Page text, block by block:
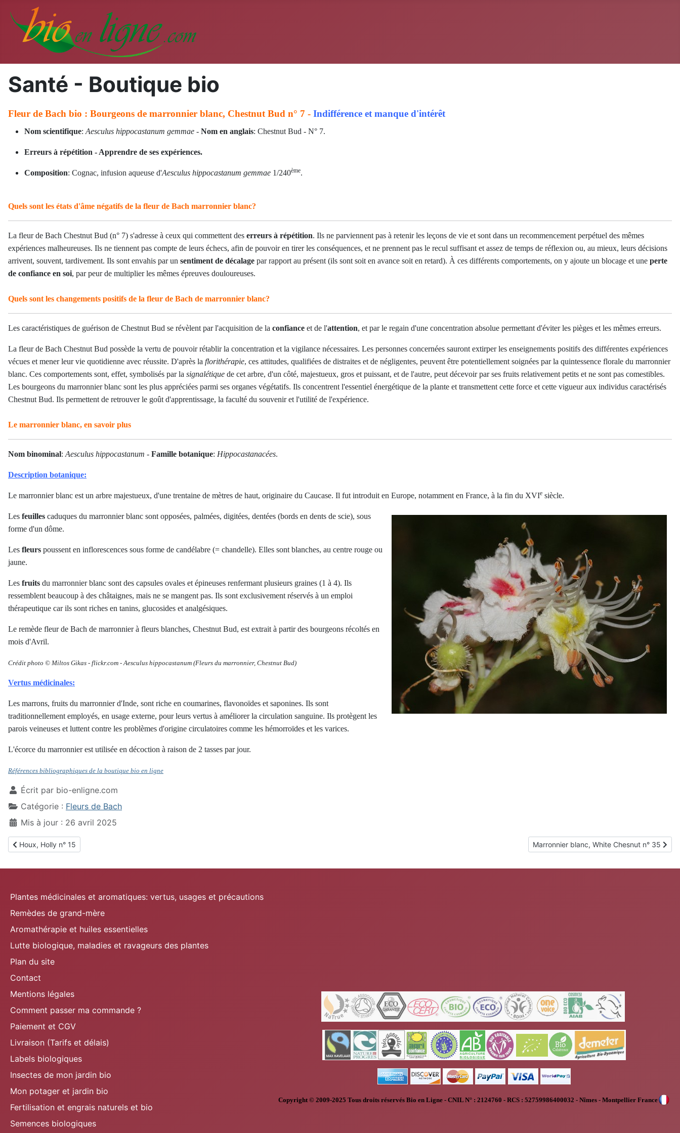
Santé - Boutique bio
Fleur de Bach bio : Bourgeons de marronnier blanc, Chestnut Bud n° 7 - Indifférence et manque d'intérêt
Nom scientifique: Aesculus hippocastanum gemmae - Nom en anglais: Chestnut Bud - N° 7.
Erreurs à répétition - Apprendre de ses expériences.
Composition: Cognac, infusion aqueuse d'Aesculus hippocastanum gemmae 1/240ème.
Quels sont les états d'âme négatifs de la fleur de Bach marronnier blanc?
La fleur de Bach Chestnut Bud (n° 7) s'adresse à ceux qui commettent des erreurs à répétition. Ils ne parviennent pas à retenir les leçons de vie et sont dans un recommencement perpétuel des mêmes
expériences malheureuses. Ils ne tiennent pas compte de leurs échecs, afin de pouvoir en tirer les conséquences, et ne prennent pas le recul suffisant et assez de temps de réflexion ou, au mieux, leurs décisions
arrivent, souvent, tardivement. Ils sont envahis par un sentiment de décalage par rapport au présent (ils sont soit en avance soit en retard). À ces différents comportements, on y ajoute un blocage et une perte
de confiance en soi, par peur de multiplier les mêmes épreuves douloureuses.
Quels sont les changements positifs de la fleur de Bach de marronnier blanc?
Les caractéristiques de guérison de Chestnut Bud se révèlent par l'acquisition de la confiance et de l'attention, et par le regain d'une concentration absolue permettant d'éviter les pièges et les mêmes erreurs.
La fleur de Bach Chestnut Bud possède la vertu de pouvoir rétablir la concentration et la vigilance nécessaires. Les personnes concernées sauront extirper les enseignements positifs des différentes expériences
vécues et mener leur vie quotidienne avec réussite. D'après la florithérapie, ces attitudes, qualifiées de distraites et de négligentes, peuvent être potentiellement soignées par la quintessence florale du marronnier
blanc. Ces comportements sont, effet, symbolisés par la signalétique de cet arbre, d'un côté, majestueux, gros et puissant, et de l'autre, peut décevoir par ses fruits relativement petits et ne sont pas comestibles.
Les bourgeons du marronnier blanc sont les plus appréciées parmi ses organes végétatifs. Ils concentrent l'essentiel énergétique de la plante et transmettent cette force et cette vigueur aux individus caractérisés
Chestnut Bud. Ils permettent de retrouver le goût d'apprentissage, la faculté du souvenir et l'utilité de l'expérience.
Le marronnier blanc, en savoir plus
Nom binominal: Aesculus hippocastanum - Famille botanique: Hippocastanacées.
Description botanique:
Le marronnier blanc est un arbre majestueux, d'une trentaine de mètres de haut, originaire du Caucase. Il fut introduit en Europe, notamment en France, à la fin du XVIe siècle.
Les feuilles caduques du marronnier blanc sont opposées, palmées, digitées, dentées (bords en dents de scie), sous
forme d'un dôme.
Les fleurs poussent en inflorescences sous forme de candélabre (= chandelle). Elles sont blanches, au centre rouge ou
jaune.
Les fruits du marronnier blanc sont des capsules ovales et épineuses renfermant plusieurs graines (1 à 4). Ils
ressemblent beaucoup à des châtaignes, mais ne se mangent pas. Ils sont exclusivement réservés à un emploi
thérapeutique car ils sont riches en tanins, glucosides et analgésiques.
Le remède fleur de Bach de marronnier à fleurs blanches, Chestnut Bud, est extrait à partir des bourgeons récoltés en
mois d'Avril.
Crédit photo © Miltos Gikas - flickr.com -Aesculus hippocastanum (Fleurs du marronnier, Chestnut Bud)
Vertus médicinales:
Les marrons, fruits du marronnier d'Inde, sont riche en coumarines, flavonoïdes et saponines. Ils sont
traditionnellement employés, en usage externe, pour leurs vertus à améliorer la circulation sanguine. Ils protègent les
parois veineuses et luttent contre les problèmes d'origine circulatoires comme les hémorroïdes et les varices.
L'écorce du marronnier est utilisée en décoction à raison de 2 tasses par jour.
Références bibliographiques de la boutique bio en ligne
Écrit par bio-enligne.com
Catégorie : Fleurs de Bach
Mis à jour : 26 avril 2025
Article précédent : Houx, Holly n° 15
Houx, Holly n° 15 Article suivant : Marronnier blanc, White
Marronnier blanc, White Chesnut n° 35
Plantes médicinales et aromatiques: vertus, usages et précautions
Remèdes de grand-mère
Aromathérapie et huiles essentielles
Lutte biologique, maladies et ravageurs des plantes
Plan du site
Contact
Mentions légales
Comment passer ma commande ?
Paiement et CGV
Livraison (Tarifs et délais)
Labels biologiques
Insectes de mon jardin bio
Mon potager et jardin bio
Fertilisation et engrais naturels et bio
Semences biologiques
Copyright © 2009-2025 Tous droits réservés Bio en Ligne - CNIL N° : 2124760 - RCS : 52759986400032 - Nîmes - Montpellier France